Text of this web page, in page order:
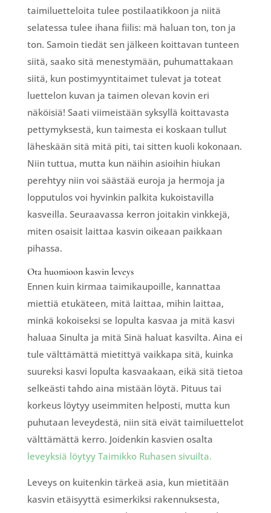
taimiluetteloita tulee postilaatikkoon ja niitä
selatessa tulee ihana fiilis: mä haluan ton, ton ja
ton. Samoin tiedät sen jälkeen koittavan tunteen
siitä, saako sitä menestymään, puhumattakaan
siitä, kun postimyyntitaimet tulevat ja toteat
luettelon kuvan ja taimen olevan kovin eri
näköisiä! Saati viimeistään syksyllä koittavasta
pettymyksestä, kun taimesta ei koskaan tullut
läheskään sitä mitä piti, tai sitten kuoli kokonaan.
Niin tuttua, mutta kun näihin asioihin hiukan
perehtyy niin voi säästää euroja ja hermoja ja
lopputulos voi hyvinkin palkita kukoistavilla
kasveilla. Seuraavassa kerron joitakin vinkkejä,
miten osaisit laittaa kasvin oikeaan paikkaan
pihassa.
Ota huomioon kasvin leveys
Ennen kuin kirmaa taimikaupoille, kannattaa
miettiä etukäteen, mitä laittaa, mihin laittaa,
minkä kokoiseksi se lopulta kasvaa ja mitä kasvi
haluaa Sinulta ja mitä Sinä haluat kasvilta. Aina ei
tule välttämättä mietittyä vaikkapa sitä, kuinka
suureksi kasvi lopulta kasvaakaan, eikä sitä tietoa
selkeästi tahdo aina mistään löytä. Pituus tai
korkeus löytyy useimmiten helposti, mutta kun
puhutaan leveydestä, niin sitä eivät taimiluettelot
välttämättä kerro. Joidenkin kasvien osalta
leveyksiä löytyy Taimikko Ruhasen sivuilta.
Leveys on kuitenkin tärkeä asia, kun mietitään
kasvin etäisyyttä esimerkiksi rakennuksesta,